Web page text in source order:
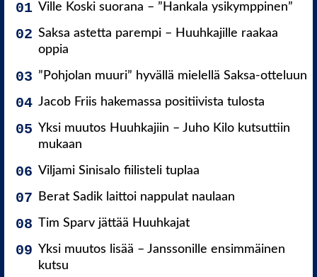
Ville Koski suorana – ”Hankala ysikymppinen”
Saksa astetta parempi – Huuhkajille raakaa
oppia
”Pohjolan muuri” hyvällä mielellä Saksa-otteluun
Jacob Friis hakemassa positiivista tulosta
Yksi muutos Huuhkajiin – Juho Kilo kutsuttiin
mukaan
Viljami Sinisalo fiilisteli tuplaa
Berat Sadik laittoi nappulat naulaan
Tim Sparv jättää Huuhkajat
Yksi muutos lisää – Janssonille ensimmäinen
kutsu